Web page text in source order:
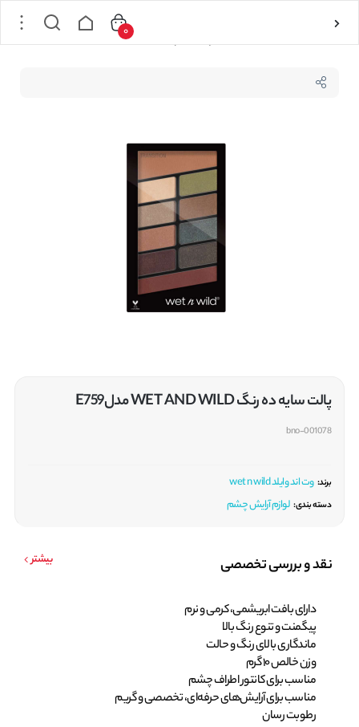
پالت سایه ده رنگ WET AND WILD مدلE759
0
پالت سایه ده رنگ WET AND WILD مدلE759
bno-001078
برند: وت اند وایلد wet n wild
دسته بندی: لوازم آرایش چشم
نقد و بررسی تخصصی بیشتر
دارای بافت ابریشمی، کرمی و نرم
پیگمنت و تنوع رنگ بالا
ماندگاری بالای رنگ و حالت
وزن خالص 10 گرم
مناسب برای کانتور اطراف چشم
مناسب برای آرایش‌های حرفه‌ای، تخصصی و گریم
رطوبت رسان